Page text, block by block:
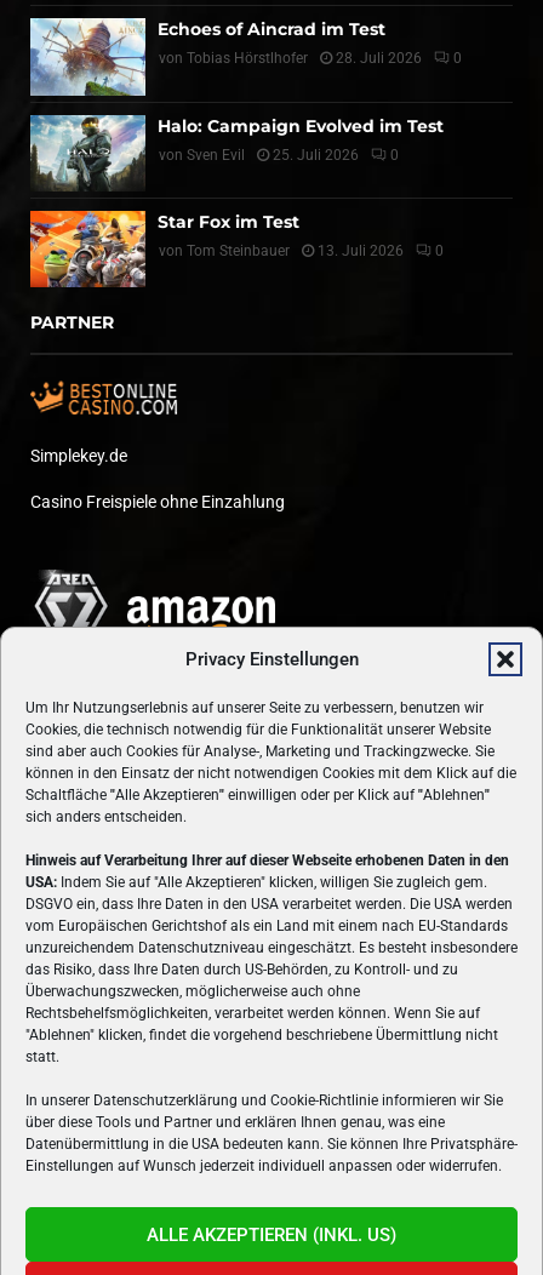
Privacy Einstellungen
Um Ihr Nutzungserlebnis auf unserer Seite zu verbessern, benutzen wir
Cookies, die technisch notwendig für die Funktionalität unserer Website
sind aber auch Cookies für Analyse-, Marketing und Trackingzwecke. Sie
können in den Einsatz der nicht notwendigen Cookies mit dem Klick auf die
Schaltfläche "Alle Akzeptieren" einwilligen oder per Klick auf"Ablehnen"
sich anders entscheiden.
Hinweis auf Verarbeitung Ihrer auf dieser Webseite erhobenen Daten in den
USA: Indem Sie auf "Alle Akzeptieren" klicken, willigen Sie zugleich gem.
DSGVO ein, dass Ihre Daten in den USA verarbeitet werden. Die USA werden
vom Europäischen Gerichtshof als ein Land mit einem nach EU-Standards
unzureichendem Datenschutzniveau eingeschätzt. Es besteht insbesondere
das Risiko, dass Ihre Daten durch US-Behörden, zu Kontroll- und zu
Überwachungszwecken, möglicherweise auch ohne
Rechtsbehelfsmöglichkeiten, verarbeitet werden können. Wenn Sie auf
"Ablehnen" klicken, findet die vorgehend beschriebene Übermittlung nicht
statt.
In unserer Datenschutzerklärung und Cookie-Richtlinie informieren wir Sie
über diese Tools und Partner und erklären Ihnen genau, was eine
Datenübermittlung in die USA bedeuten kann. Sie können Ihre Privatsphäre-
Einstellungen auf Wunsch jederzeit individuell anpassen oder widerrufen.
ALLE AKZEPTIEREN (INKL. US)
Echoes of Aincrad im Test
von Tobias Hörstlhofer 28. Juli 2026 0
Halo: Campaign Evolved im Test
von Sven Evil 25. Juli 2026 0
Star Fox im Test
von Tom Steinbauer 13. Juli 2026 0
PARTNER
Simplekey.de
Casino Freispiele ohne Einzahlung
ÜBER UNS
VON GAMERN, FÜR GAMER! Gamers.at ist das älteste Online-
Spielemagazin Österreichs und bringt täglich aktuelle News,
Reviews und Videos zu PC- und Konsolenspielen, Gaming-
Hardware und aus der Welt des e-Sport's.
FOLGE UNS